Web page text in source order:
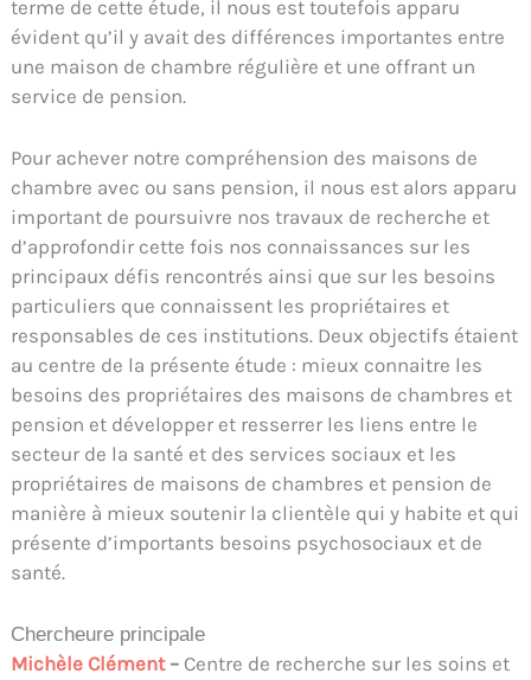
terme de cette étude, il nous est toutefois apparu
évident qu’il y avait des différences importantes entre
une maison de chambre régulière et une offrant un
service de pension.
Pour achever notre compréhension des maisons de
chambre avec ou sans pension, il nous est alors apparu
important de poursuivre nos travaux de recherche et
d’approfondir cette fois nos connaissances sur les
principaux défis rencontrés ainsi que sur les besoins
particuliers que connaissent les propriétaires et
responsables de ces institutions. Deux objectifs étaient
au centre de la présente étude : mieux connaitre les
besoins des propriétaires des maisons de chambres et
pension et développer et resserrer les liens entre le
secteur de la santé et des services sociaux et les
propriétaires de maisons de chambres et pension de
manière à mieux soutenir la clientèle qui y habite et qui
présente d’importants besoins psychosociaux et de
santé.
Chercheure principale
Michèle Clément– Centre de recherche sur les soins et